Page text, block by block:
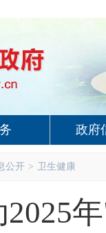
政府
公开 > 卫生健康